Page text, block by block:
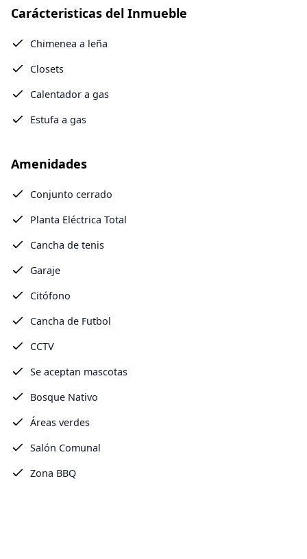
Carácteristicas del Inmueble
Chimenea a leña
Closets
Calentador a gas
Estufa a gas
Amenidades
Conjunto cerrado
Planta Eléctrica Total
Cancha de tenis
Garaje
Citófono
Cancha de Futbol
CCTV
Se aceptan mascotas
Bosque Nativo
Áreas verdes
Salón Comunal
Zona BBQ